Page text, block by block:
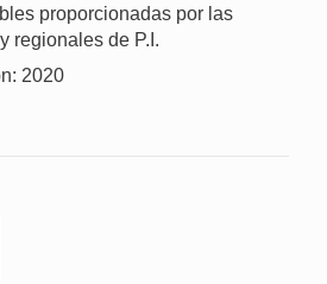
proporcionadas por las
regionales de P.I.
2020